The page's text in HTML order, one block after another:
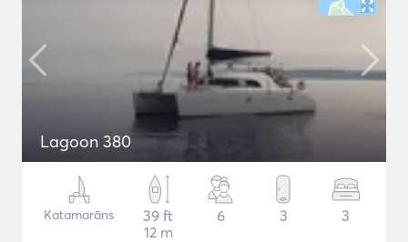
Lagoon 380
Katamarāns
39 ft
12 m
6 3 3